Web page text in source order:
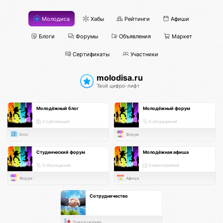
Молодиса Хабы Рейтинги Афиши
Блоги Форумы Объявления Маркет
Сертификаты Участники
molodisa.ru
Твой цифро-лифт
Молодёжный блог
0 публикаций
Блог
Молодёжный форум
0 обсуждений
Форум
Студенческий форум
0 обсуждений
Форум
Молодёжная афиша
0 мероприятий
Афиша
Сотрудничество